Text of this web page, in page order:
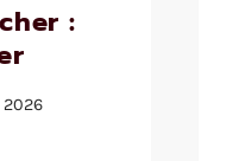
:
2026